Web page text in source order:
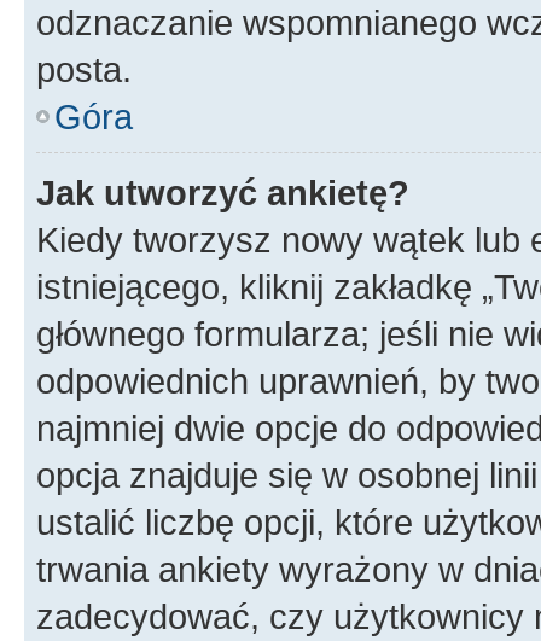
odznaczanie wspomnianego
posta.
Góra
Jak utworzyć ankietę?
Kiedy tworzysz nowy wątek lub
istniejącego, kliknij zakładkę
głównego formularza; jeśli nie
odpowiednich uprawnień, by
najmniej dwie opcje do
opcja znajduje się w osobnej
ustalić liczbę opcji, które
trwania ankiety wyrażony w
zadecydować, czy użytkownicy